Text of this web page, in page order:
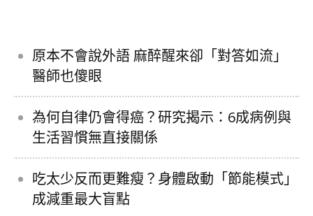
原本不會說外語 麻醉醒來卻「對答如流」
醫師也傻眼
為何自律仍會得癌？研究揭示：6成病例與
生活習慣無直接關係
吃太少反而更難瘦？身體啟動「節能模式」
成減重最大盲點